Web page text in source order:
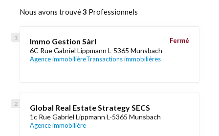
Nous avons trouvé3 Professionnels
Immo Gestion Sàrl
6C Rue Gabriel Lippmann L-5365 Munsbach
Agence immobilièreTransactions immobilières
Fermé
Global Real Estate Strategy SECS
1c Rue Gabriel Lippmann L-5365 Munsbach
Agence immobilière